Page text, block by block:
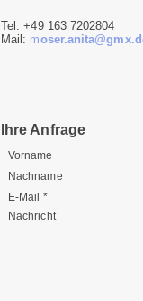
Tel: +49 163 7202804
Mail: m
Ihre Anfrage
Vorname
Nachname
E-Mail *
Nachricht